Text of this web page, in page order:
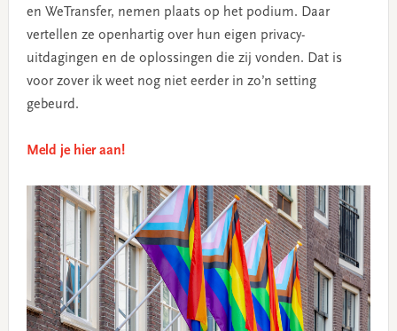
en WeTransfer, nemen plaats op het podium. Daar
vertellen ze openhartig over hun eigen privacy-
uitdagingen en de oplossingen die zij vonden. Dat is
voor zover ik weet nog niet eerder in zo’n setting
gebeurd.
Meld je hier aan!